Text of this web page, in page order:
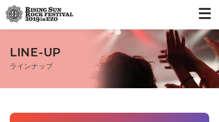
LINE-UP
ラインナップ